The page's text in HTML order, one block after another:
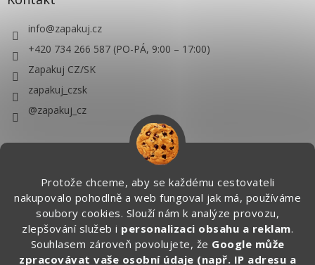
Protože chceme, aby se každému cestovateli
nakupovalo pohodlně a web fungoval jak má, používáme
soubory cookies. Slouží nám k analýze provozu,
zlepšování služeb i personalizaci obsahu a reklam.
Souhlasem zároveň povolujete, že Google může
zpracovávat vaše osobní údaje (např. IP adresu a
info@zapakuj.cz
+420 734 266 587 (PO-PÁ, 9:00 – 17:00)
Zapakuj CZ/SK
zapakuj_czsk
@zapakuj_cz